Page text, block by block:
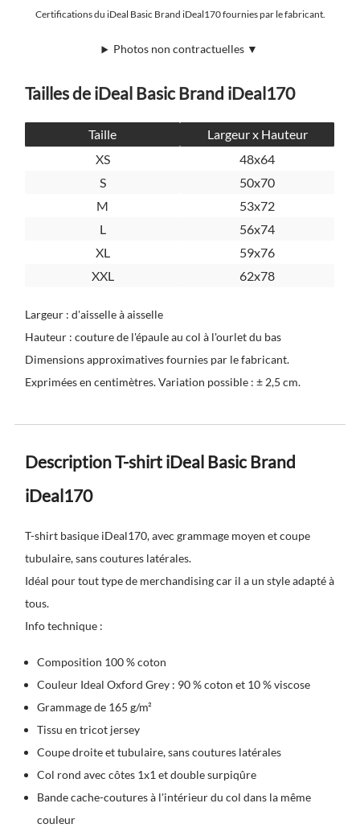
Certifications du iDeal Basic Brand iDeal170 fournies par le fabricant.
Photos non contractuelles ▼
Tailles de iDeal Basic Brand iDeal170
Taille
Largeur x Hauteur
XS
48x64
S
50x70
M
53x72
L
56x74
XL
59x76
XXL
62x78
Largeur : d'aisselle à aisselle
Hauteur : couture de l'épaule au col à l'ourlet du bas
Dimensions approximatives fournies par le fabricant.
Exprimées en centimètres. Variation possible : ± 2,5 cm.
Description T-shirt iDeal Basic Brand
iDeal170
T-shirt basique iDeal170, avec grammage moyen et coupe
tubulaire, sans coutures latérales.
Idéal pour tout type de merchandising car il a un style adapté à
tous.
Info technique :
Composition 100 % coton
Couleur Ideal Oxford Grey : 90 % coton et 10 % viscose
Grammage de 165 g/m²
Tissu en tricot jersey
Coupe droite et tubulaire, sans coutures latérales
Col rond avec côtes 1x1 et double surpiqûre
Bande cache-coutures à l'intérieur du col dans la même
couleur